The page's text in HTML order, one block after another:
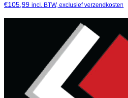
€105,99 incl. BTW, exclusief verzendkosten